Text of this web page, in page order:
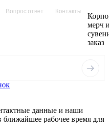
Вопрос ответ Контакты
мерч
заказ
данные и наши
рабочее время для